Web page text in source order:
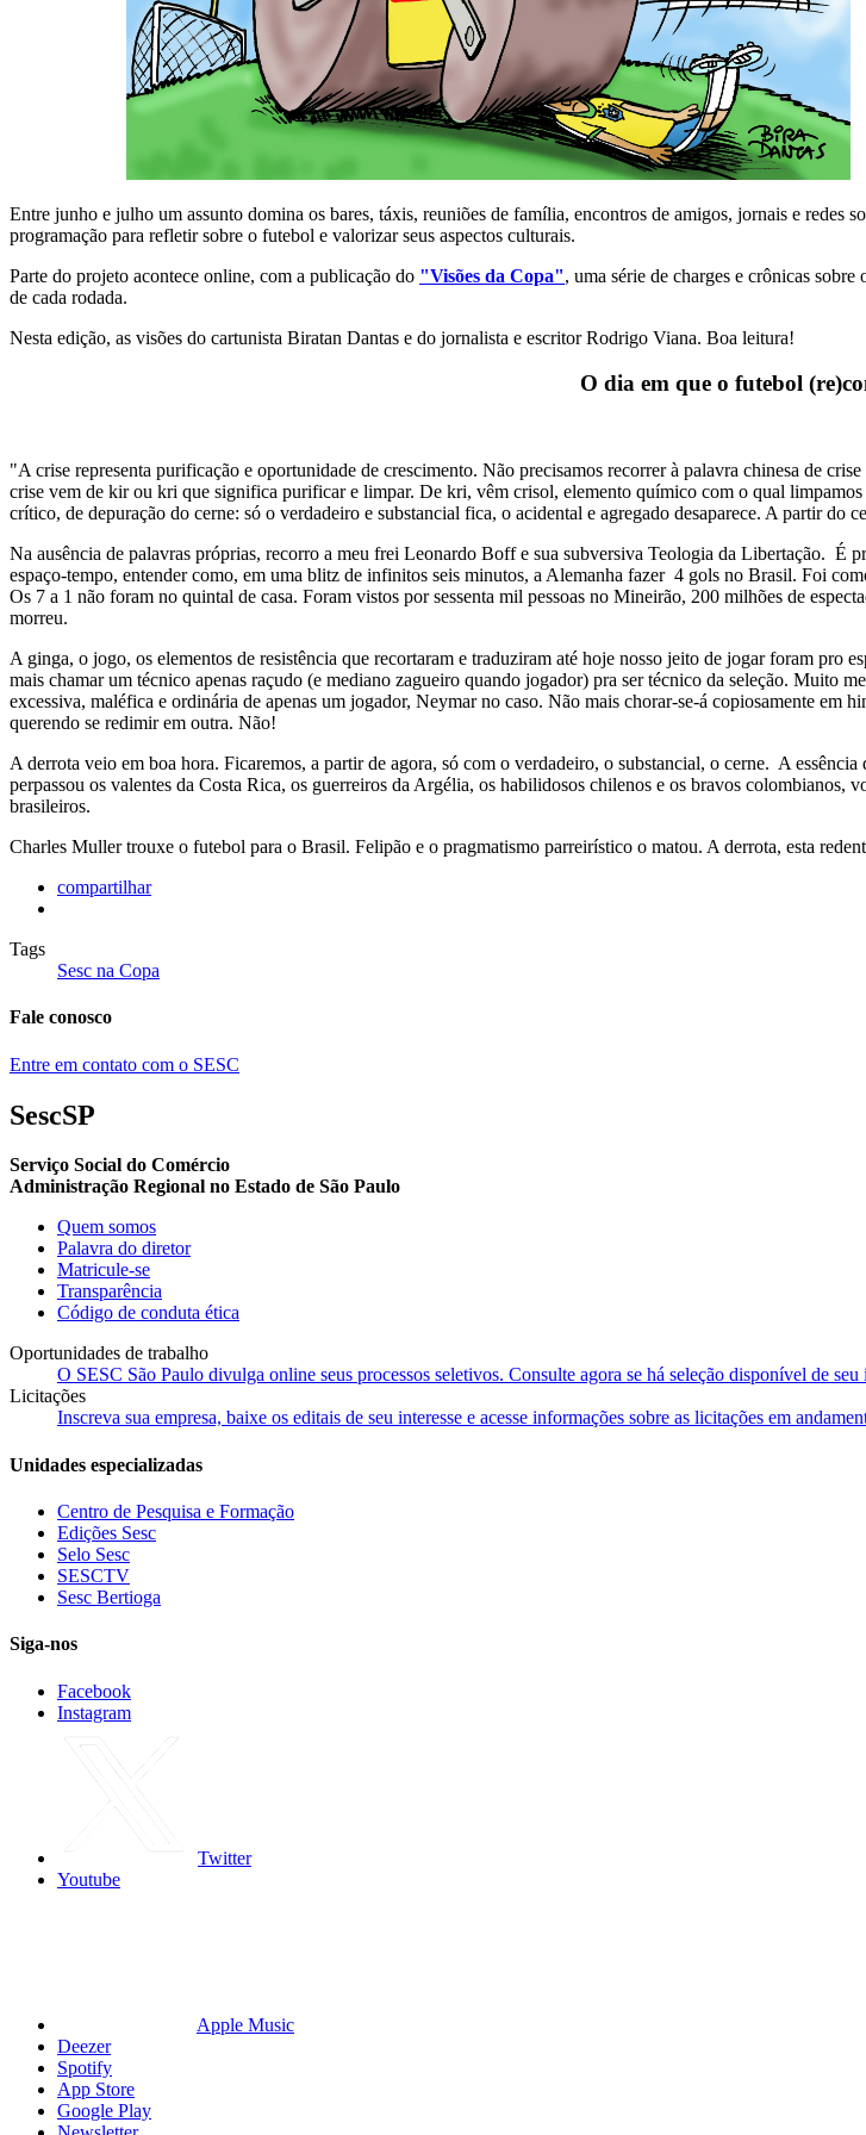
Entre junho e julho um assunto domina os bares, táxis, reuniões de família, encontros de amigos, jornais e redes
programação para refletir sobre o futebol e valorizar seus aspectos culturais.
Parte do projeto acontece online, com a publicação do "Visões da Copa", uma série de charges e crônicas
de cada rodada.
Nesta edição, as visões do cartunista Biratan Dantas e do jornalista e escritor Rodrigo Viana. Boa leitura!
O dia em que o futebol
"A crise representa purificação e oportunidade de crescimento. Não precisamos recorrer à palavra chinesa de
crise vem de kir ou kri que significa purificar e limpar. De kri, vêm crisol, elemento químico com o qual limpamos
crítico, de depuração do cerne: só o verdadeiro e substancial fica, o acidental e agregado desaparece. A partir do
Na ausência de palavras próprias, recorro a meu frei Leonardo Boff e sua subversiva Teologia da Libertação. É
espaço-tempo, entender como, em uma blitz de infinitos seis minutos, a Alemanha fazer 4 gols no Brasil. Foi
Os 7 a 1 não foram no quintal de casa. Foram vistos por sessenta mil pessoas no Mineirão, 200 milhões de
morreu.
A ginga, o jogo, os elementos de resistência que recortaram e traduziram até hoje nosso jeito de jogar foram pro
mais chamar um técnico apenas raçudo (e mediano zagueiro quando jogador) pra ser técnico da seleção. Muito
excessiva, maléfica e ordinária de apenas um jogador, Neymar no caso. Não mais chorar-se-á copiosamente em
querendo se redimir em outra. Não!
A derrota veio em boa hora. Ficaremos, a partir de agora, só com o verdadeiro, o substancial, o cerne. A
perpassou os valentes da Costa Rica, os guerreiros da Argélia, os habilidosos chilenos e os bravos colombianos,
brasileiros.
Charles Muller trouxe o futebol para o Brasil. Felipão e o pragmatismo parreirístico o matou. A derrota, esta
compartilhar
Tags
Sesc na Copa
Fale conosco
Entre em contato com o SESC
SescSP
Serviço Social do Comércio
Administração Regional no Estado de São Paulo
Quem somos
Palavra do diretor
Matricule-se
Transparência
Código de conduta ética
Oportunidades de trabalho
O SESC São Paulo divulga online seus processos seletivos. Consulte agora se há seleção disponível de seu
Licitações
Inscreva sua empresa, baixe os editais de seu interesse e acesse informações sobre as licitações em
Unidades especializadas
Centro de Pesquisa e Formação
Edições Sesc
Selo Sesc
SESCTV
Sesc Bertioga
Siga-nos
Facebook
Instagram
Twitter
Youtube
Apple Music
Deezer
Spotify
App Store
Google Play